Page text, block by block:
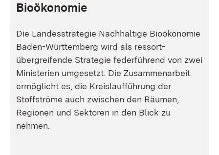
Bioökonomie
Die Landesstrategie Nachhaltige Bioökonomie
Baden-Württemberg wird als ressort-
übergreifende Strategie federführend von zwei
Ministerien umgesetzt. Die Zusammenarbeit
ermöglicht es, die Kreislaufführung der
Stoffströme auch zwischen den Räumen,
Regionen und Sektoren in den Blick zu
nehmen.